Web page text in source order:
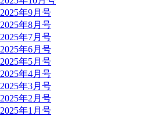
2025年9月号
2025年8月号
2025年7月号
2025年6月号
2025年5月号
2025年4月号
2025年3月号
2025年2月号
2025年1月号